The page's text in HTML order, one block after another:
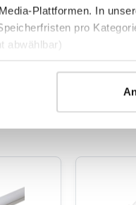
Plattformen. In
pro
abwählbar)
zu speichern)
+
9,99 €